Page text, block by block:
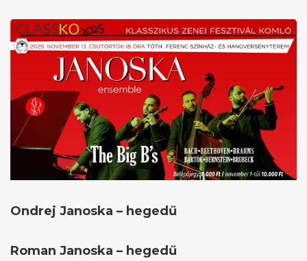
Ondrej Janoska – hegedű
Roman Janoska – hegedű